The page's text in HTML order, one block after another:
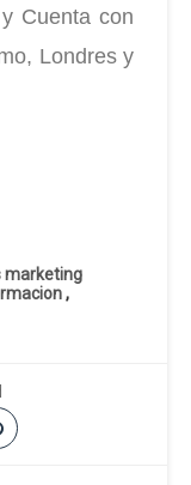
Cuenta con
Londres y
marketing
,